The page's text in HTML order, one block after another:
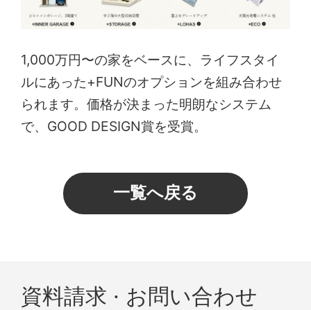
1,000万円〜の家をベースに、ライフスタイ
ルにあった+FUNのオプションを組み合わせ
られます。価格が決まった明朗なシステム
で、GOOD DESIGN賞を受賞。
一覧へ戻る
資料請求 · お問い合わせ